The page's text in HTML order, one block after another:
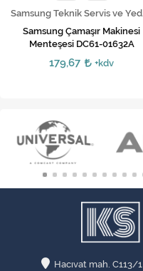
Samsung Çamaşır Makinesi
Menteşesi DC61-01632A
179,67 +kdv
Hacıvat mah. C113/